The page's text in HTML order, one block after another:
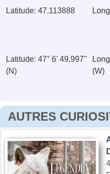
Latitude: 47.113888
Latitude: 47° 6' 49.997''
(N)
(W)
AUTRES